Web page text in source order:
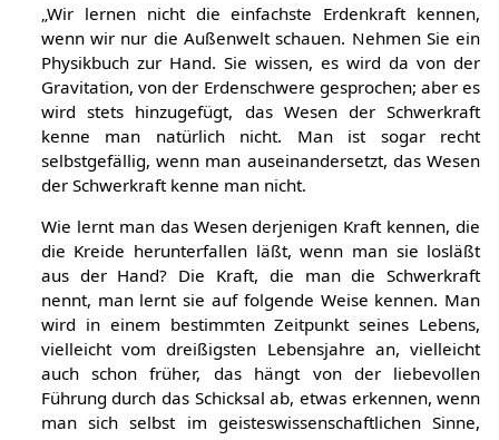
„Wir lernen nicht die einfachste Erdenkraft kennen,
wenn wir nur die Außenwelt schauen. Nehmen Sie ein
Physikbuch zur Hand. Sie wissen, es wird da von der
Gravitation, von der Erdenschwere gesprochen; aber es
wird stets hinzugefügt, das Wesen der Schwerkraft
kenne man natürlich nicht. Man ist sogar recht
selbstgefällig, wenn man auseinandersetzt, das Wesen
der Schwerkraft kenne man nicht.
Wie lernt man das Wesen derjenigen Kraft kennen, die
die Kreide herunterfallen läßt, wenn man sie losläßt
aus der Hand? Die Kraft, die man die Schwerkraft
nennt, man lernt sie auf folgende Weise kennen. Man
wird in einem bestimmten Zeitpunkt seines Lebens,
vielleicht vom dreißigsten Lebensjahre an, vielleicht
auch schon früher, das hängt von der liebevollen
Führung durch das Schicksal ab, etwas erkennen, wenn
man sich selbst im geisteswissenschaftlichen Sinne,